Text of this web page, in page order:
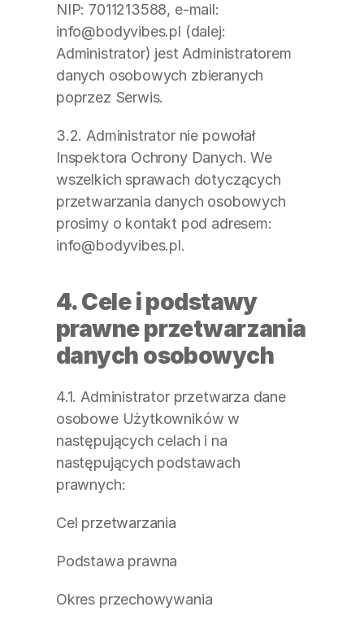
NIP: 7011213588, e-mail:
info@bodyvibes.pl (dalej:
Administrator) jest Administratorem
danych osobowych zbieranych
poprzez Serwis.
3.2. Administrator nie powołał
Inspektora Ochrony Danych. We
wszelkich sprawach dotyczących
przetwarzania danych osobowych
prosimy o kontakt pod adresem:
info@bodyvibes.pl.
4. Cele i podstawy
prawne przetwarzania
danych osobowych
4.1. Administrator przetwarza dane
osobowe Użytkowników w
następujących celach i na
następujących podstawach
prawnych:
Cel przetwarzania
Podstawa prawna
Okres przechowywania